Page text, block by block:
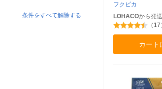
条件をすべて解除する
フクピカ
LOHACOから発送
（17
カート